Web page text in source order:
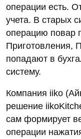
операции есть.
учета. В старых
операцию повар
Приготовления,
попадают в
систему.
Компания iiko
решение
сам формирует
операции